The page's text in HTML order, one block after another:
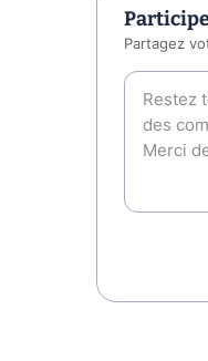
Partagez